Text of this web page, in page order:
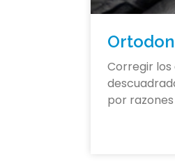
Corregir
por